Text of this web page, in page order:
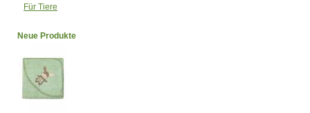
Für Tiere
Neue Produkte